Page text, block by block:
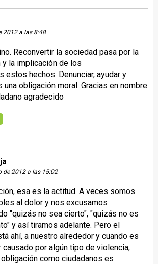
2012 a las 8:48
Reconvertir la sociedad pasa por la
y la implicación de los
estos hechos. Denunciar, ayudar y
una obligación moral. Gracias en nombre
agradecido
de 2012 a las 15:02
esa es la actitud. A veces somos
al dolor y nos excusamos
"quizás no sea cierto", "quizás no es
y así tiramos adelante. Pero el
ahí, a nuestro alrededor y cuando es
causado por algún tipo de violencia,
como ciudadanos es